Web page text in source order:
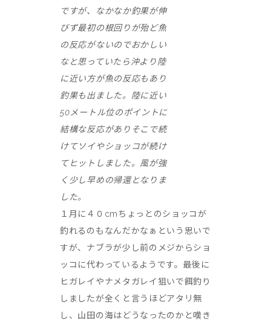
ですが、なかなか釣果が伸
びず最初の根回りが殆ど魚
の反応がないのでおかしい
なと思っていたら沖より陸
に近い方が魚の反応もあり
釣果も出ました。陸に近い
50メートル位のポイントに
結構な反応がありそこで続
けてソイやショッコが続け
てヒットしました。風が強
く少し早めの帰還となりま
した。
１月に４０cmちょっとのショッコが
釣れるのもなんだかなぁという思いで
すが、ナブラが少し前のメジからショ
ッコに代わっているようです。最後に
ヒガレイやナメタガレイ狙いで餌釣り
しましたが全くと言うほどアタリ無
し、山田の海はどうなったのかと嘆き